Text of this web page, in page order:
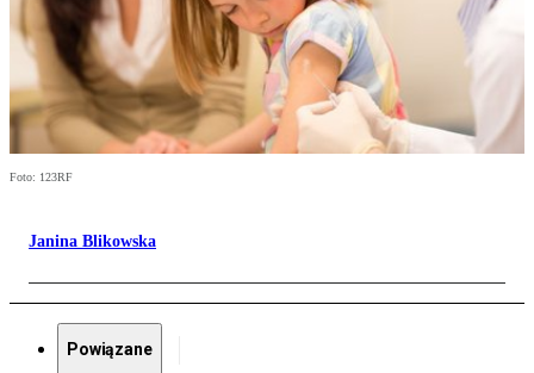
Foto: 123RF
Janina Blikowska
Powiązane